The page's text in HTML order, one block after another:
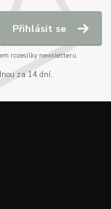
Přihlásit se
rozesílky newsletteru.
za 14 dní.